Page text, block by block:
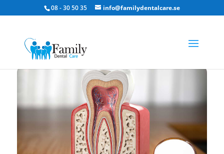
08 - 30 50 35 info@familydentalcare.se